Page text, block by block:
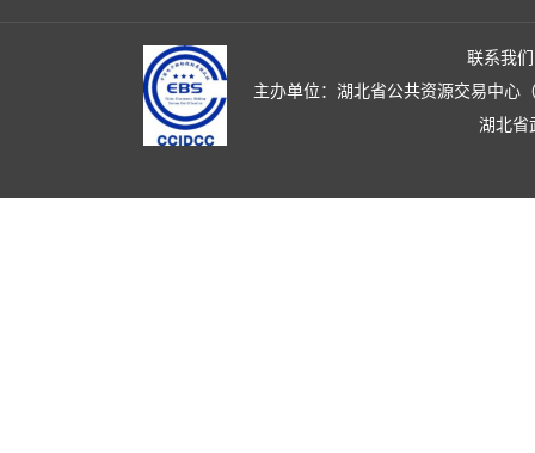
联系我们
主办单位：湖北省公共资源交易中心
湖北省